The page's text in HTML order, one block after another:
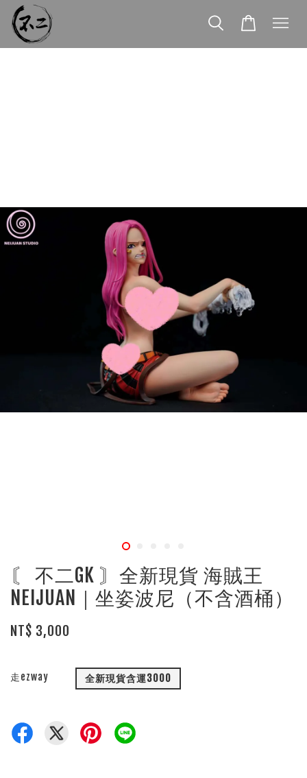
〘 不二GK 〙全新現貨 海賊王
NEIJUAN｜坐姿波尼（不含酒桶）
NT$ 3,000
走ezway 全新現貨含運3000